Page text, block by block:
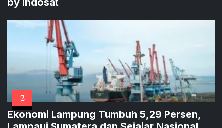
2
Ekonomi Lampung Tumbuh 5,29 Persen,